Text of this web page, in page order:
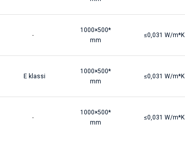
-
1000×500*
mm
≤0,031 W/m*K
E klassi
1000×500*
mm
≤0,031 W/m*K
-
1000×500*
mm
≤0,031 W/m*K